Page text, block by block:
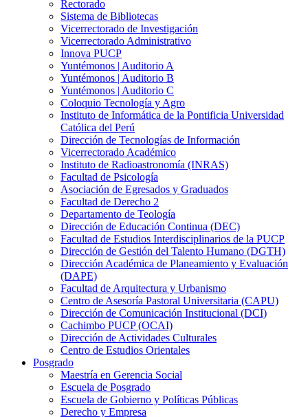
Rectorado
Sistema de Bibliotecas
Vicerrectorado de Investigación
Vicerrectorado Administrativo
Innova PUCP
Yuntémonos | Auditorio A
Yuntémonos | Auditorio B
Yuntémonos | Auditorio C
Coloquio Tecnología y Agro
Instituto de Informática de la Pontificia Universidad
Católica del Perú
Dirección de Tecnologías de Información
Vicerrectorado Académico
Instituto de Radioastronomía (INRAS)
Facultad de Psicología
Asociación de Egresados y Graduados
Facultad de Derecho 2
Departamento de Teología
Dirección de Educación Continua (DEC)
Facultad de Estudios Interdisciplinarios de la PUCP
Dirección de Gestión del Talento Humano (DGTH)
Dirección Académica de Planeamiento y Evaluación
(DAPE)
Facultad de Arquitectura y Urbanismo
Centro de Asesoría Pastoral Universitaria (CAPU)
Dirección de Comunicación Institucional (DCI)
Cachimbo PUCP (OCAI)
Dirección de Actividades Culturales
Centro de Estudios Orientales
Posgrado
Maestría en Gerencia Social
Escuela de Posgrado
Escuela de Gobierno y Políticas Públicas
Derecho y Empresa